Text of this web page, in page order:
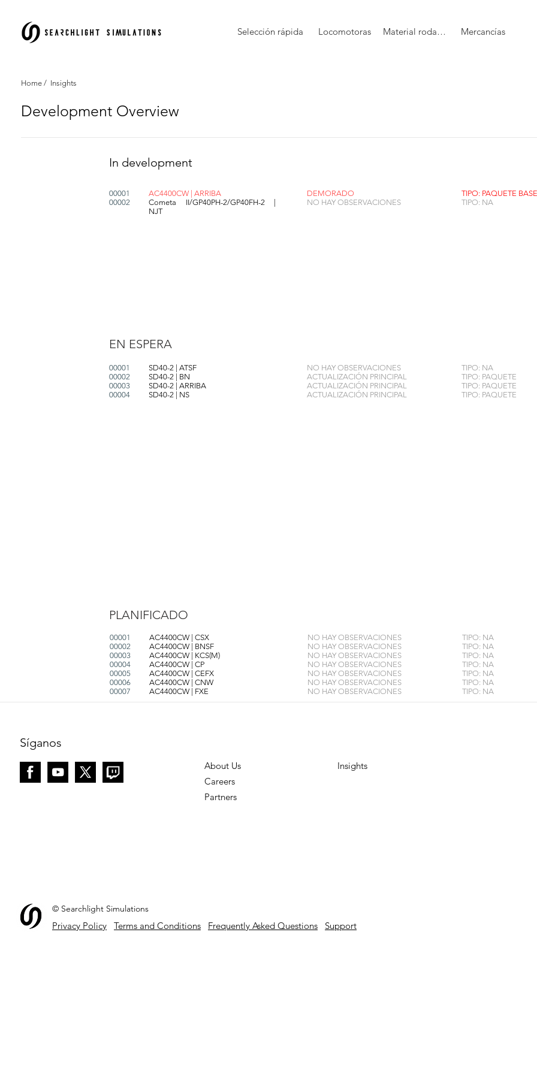
Selección rápida Locomotoras Material rodante Mercancías
Home / Insights
Development Overview
In development
00001
00002
AC4400CW | ARRIBA
Cometa II/GP40PH-2/GP40FH-2 |
NJT
DEMORADO
NO HAY OBSERVACIONES
TIPO: PAQUETE BASE
TIPO: NA
EN ESPERA
00001
00002
00003
00004
SD40-2 | ATSF
SD40-2 | BN
SD40-2 | ARRIBA
SD40-2 | NS
NO HAY OBSERVACIONES
ACTUALIZACIÓN PRINCIPAL
ACTUALIZACIÓN PRINCIPAL
ACTUALIZACIÓN PRINCIPAL
TIPO: NA
TIPO: PAQUETE
TIPO: PAQUETE
TIPO: PAQUETE
PLANIFICADO
00001
00002
00003
00004
00005
00006
00007
AC4400CW | CSX
AC4400CW | BNSF
AC4400CW | KCS(M)
AC4400CW | CP
AC4400CW | CEFX
AC4400CW | CNW
AC4400CW | FXE
NO HAY OBSERVACIONES
NO HAY OBSERVACIONES
NO HAY OBSERVACIONES
NO HAY OBSERVACIONES
NO HAY OBSERVACIONES
NO HAY OBSERVACIONES
NO HAY OBSERVACIONES
TIPO: NA
TIPO: NA
TIPO: NA
TIPO: NA
TIPO: NA
TIPO: NA
TIPO: NA
Síganos
About Us
Careers
Partners
Insights
© Searchlight Simulations
Privacy Policy Terms and Conditions Frequently Asked Questions Support